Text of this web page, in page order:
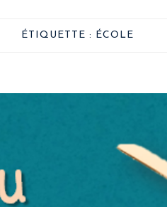
ÉTIQUETTE : ÉCOLE